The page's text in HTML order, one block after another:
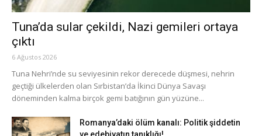
Tuna’da sular çekildi, Nazi gemileri ortaya
çıktı
6 Ağustos 2026
Tuna Nehri’nde su seviyesinin rekor derecede düşmesi, nehrin
geçtiği ülkelerden olan Sırbistan’da İkinci Dünya Savaşı
döneminden kalma birçok gemi batığının gün yüzüne...
Romanya’daki ölüm kanalı: Politik şiddetin